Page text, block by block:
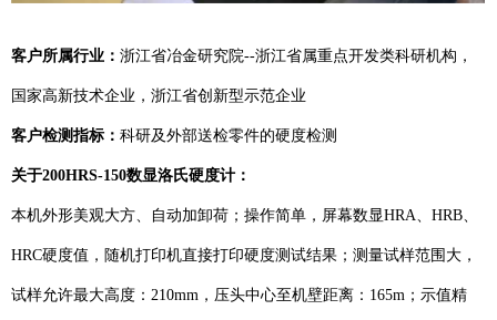
客户所属行业： 浙江省冶金研究院--浙江省属重点开发类科研机构，
国家高新技术企业，浙江省创新型示范企业
客户检测指标： 科研及外部送检零件的硬度检测
关于200HRS-150数显洛氏硬度计：
本机外形美观大方、自动加卸荷；操作简单，屏幕数显HRA、HRB、
HRC硬度值，随机打印机直接打印硬度测试结果；测量试样范围大，
试样允许最大高度：210mm，压头中心至机壁距离：165m；示值精